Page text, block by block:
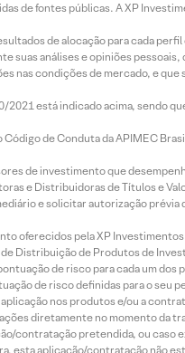
de fontes públicas. A XP
de alocação para cada
análises e opiniões
nas condições de mercado, e
está indicado acima, sendo
de Conduta da APIMEC
de investimento que
e Distribuidoras de Títulos e
e solicitar autorização prévia
oferecidos pela XP
Distribuição de Produtos de
de risco para cada um
de risco definidas para o
nos produtos e/ou a
diretamente no momento da
contratação pretendida, ou
aplicação/contratação não